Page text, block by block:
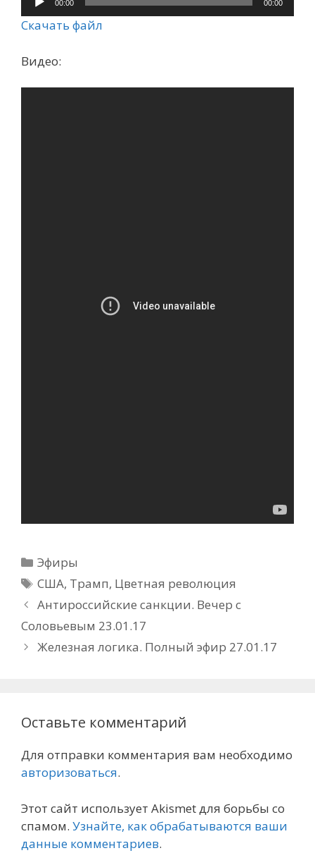
00:00 00:00
Скачать файл
Видео:
Рубрики
Эфиры
Метки
США, Трамп, Цветная революция
Антироссийские санкции. Вечер с
Соловьевым 23.01.17
Железная логика. Полный эфир 27.01.17
Оставьте комментарий
Для отправки комментария вам необходимо
авторизоваться.
Этот сайт использует Akismet для борьбы со
спамом. Узнайте, как обрабатываются ваши
данные комментариев.